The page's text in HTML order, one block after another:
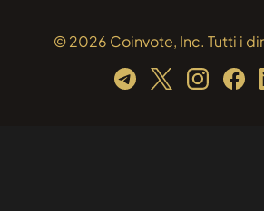
© 2026 Coinvote, Inc. Tutti i